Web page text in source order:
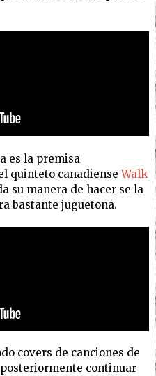
es la premisa
quinteto canadienseWalk
su manera de hacer se la
bastante juguetona.
covers de canciones de
continuar